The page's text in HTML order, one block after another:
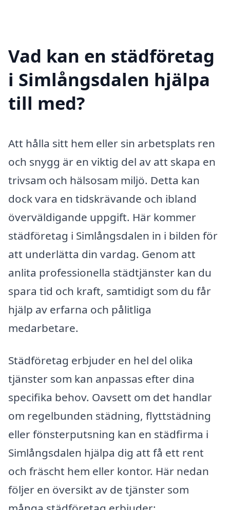
Vad kan en städföretag
i Simlångsdalen hjälpa
till med?
Att hålla sitt hem eller sin arbetsplats ren
och snygg är en viktig del av att skapa en
trivsam och hälsosam miljö. Detta kan
dock vara en tidskrävande och ibland
överväldigande uppgift. Här kommer
städföretag i Simlångsdalen in i bilden för
att underlätta din vardag. Genom att
anlita professionella städtjänster kan du
spara tid och kraft, samtidigt som du får
hjälp av erfarna och pålitliga
medarbetare.
Städföretag erbjuder en hel del olika
tjänster som kan anpassas efter dina
specifika behov. Oavsett om det handlar
om regelbunden städning, flyttstädning
eller fönsterputsning kan en städfirma i
Simlångsdalen hjälpa dig att få ett rent
och fräscht hem eller kontor. Här nedan
följer en översikt av de tjänster som